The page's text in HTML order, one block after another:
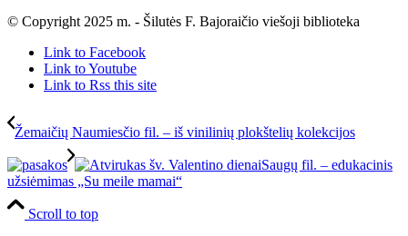
© Copyright 2025 m. - Šilutės F. Bajoraičio viešoji biblioteka
Link to Facebook
Link to Youtube
Link to Rss this site
Žemaičių Naumiesčio fil. – iš vinilinių plokštelių kolekcijos
Saugų fil. – edukacinis
užsiėmimas „Su meile mamai“
Scroll to top